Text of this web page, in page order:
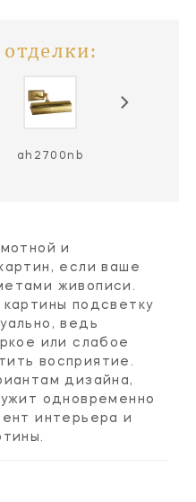
ah2700nb
и
если ваше
живописи.
подсветку
ведь
или слабое
восприятие.
дизайна,
одновременно
интерьера и